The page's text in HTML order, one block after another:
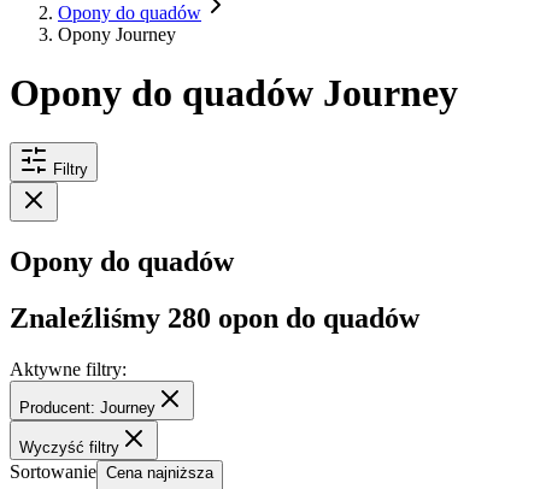
Opony do quadów
Opony Journey
Opony do quadów Journey
Filtry
Opony do quadów
Znaleźliśmy 280 opon do quadów
Aktywne filtry:
Producent: Journey
Wyczyść filtry
Sortowanie Cena najniższa